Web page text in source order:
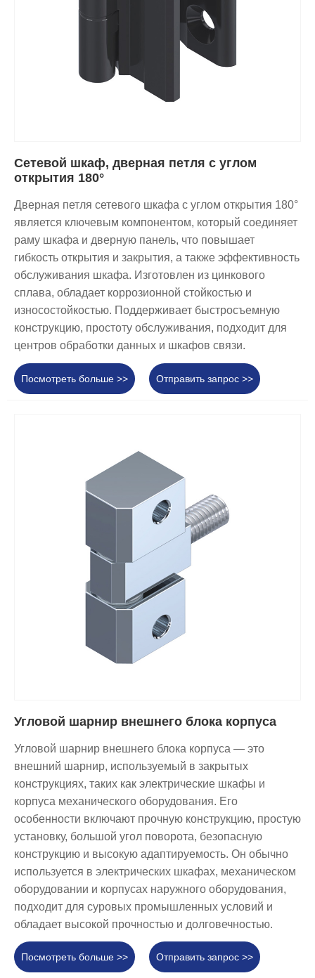
Сетевой шкаф, дверная петля с углом
открытия 180°
Дверная петля сетевого шкафа с углом открытия 180°
является ключевым компонентом, который соединяет
раму шкафа и дверную панель, что повышает
гибкость открытия и закрытия, а также эффективность
обслуживания шкафа. Изготовлен из цинкового
сплава, обладает коррозионной стойкостью и
износостойкостью. Поддерживает быстросъемную
конструкцию, простоту обслуживания, подходит для
центров обработки данных и шкафов связи.
Посмотреть больше >> Отправить запрос >>
Угловой шарнир внешнего блока корпуса
Угловой шарнир внешнего блока корпуса — это
внешний шарнир, используемый в закрытых
конструкциях, таких как электрические шкафы и
корпуса механического оборудования. Его
особенности включают прочную конструкцию, простую
установку, большой угол поворота, безопасную
конструкцию и высокую адаптируемость. Он обычно
используется в электрических шкафах, механическом
оборудовании и корпусах наружного оборудования,
подходит для суровых промышленных условий и
обладает высокой прочностью и долговечностью.
Посмотреть больше >> Отправить запрос >>